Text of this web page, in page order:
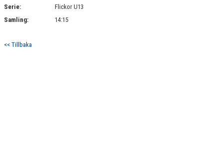
Serie:
Flickor U13
Samling:
14:15
<< Tillbaka